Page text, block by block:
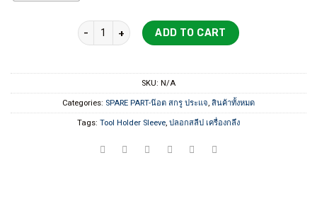
Tool Holder Sleeve ปลอกสลีป เครื่องกลึง quantity
ADD TO CART
SKU: N/A
Categories: SPARE PART-น๊อต สกรู ประแจ,สินค้าทั้งหมด
Tags: Tool Holder Sleeve,ปลอกสลีป เครื่องกลึง